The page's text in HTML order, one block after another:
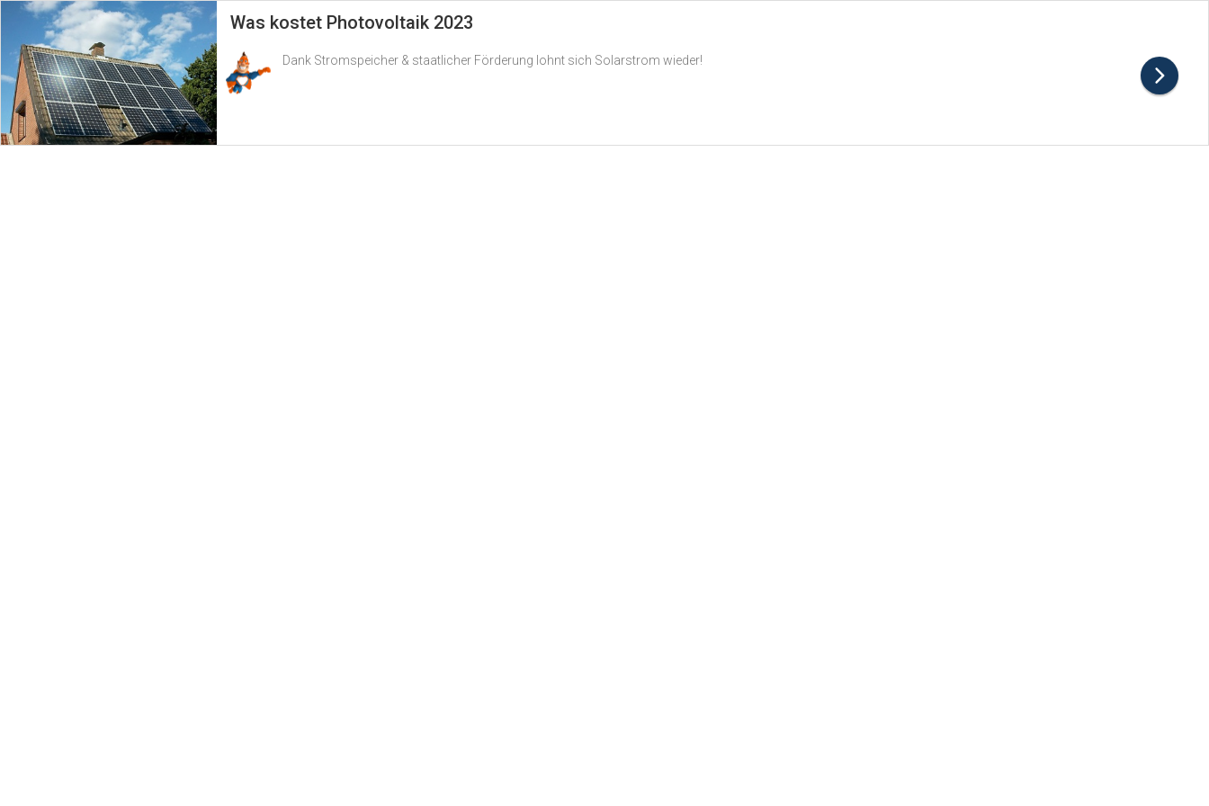
Was kostet Photovoltaik 2023
Dank Stromspeicher & staatlicher Förderung lohnt sich Solarstrom wieder!